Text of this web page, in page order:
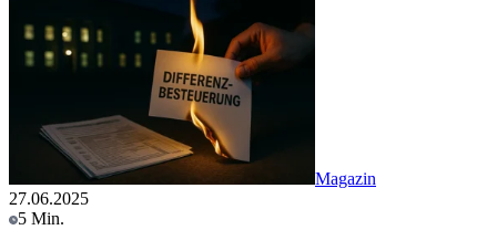
Magazin
27.06.2025
5 Min.